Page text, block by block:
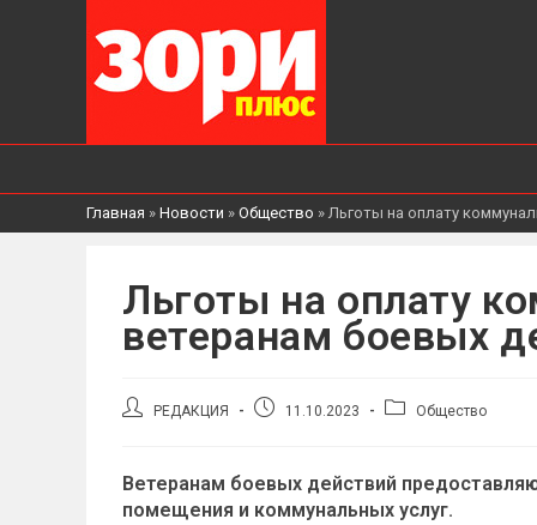
Главная » Новости » Общество » Льготы на оплату
Льготы на оплату
ветеранам боевых
АвторРЕДАКЦИЯ
Запись11.10.2023
РубрикаОбщество
Ветеранам боевых действий
помещения и коммунальных услуг.